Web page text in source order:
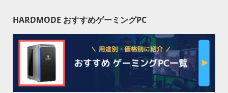
HARDMODE おすすめゲーミングPC